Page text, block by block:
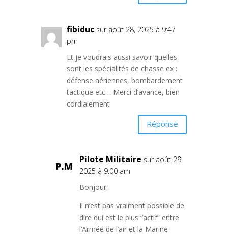
fibiduc sur août 28, 2025 à 9:47
pm
Et je voudrais aussi savoir quelles
sont les spécialités de chasse ex :
défense aériennes, bombardement
tactique etc… Merci d’avance, bien
cordialement
Réponse
Pilote Militaire sur août 29,
2025 à 9:00 am
Bonjour,
Il n’est pas vraiment possible de
dire qui est le plus “actif” entre
l’Armée de l’air et la Marine